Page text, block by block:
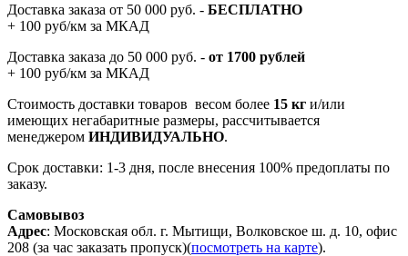
Доставка заказа от 50 000 руб. - БЕСПЛАТНО
+ 100 руб/км за МКАД
Доставка заказа до 50 000 руб. - от 1700 рублей
+ 100 руб/км за МКАД
Стоимость доставки товаров весом более 15 кг и/или
имеющих негабаритные размеры, рассчитывается
менеджером ИНДИВИДУАЛЬНО.
Срок доставки: 1-3 дня, после внесения 100% предоплаты по
заказу.
Самовывоз
Адрес: Московская обл. г. Мытищи, Волковское ш. д. 10, офис
208 (за час заказать пропуск)(посмотреть на карте).